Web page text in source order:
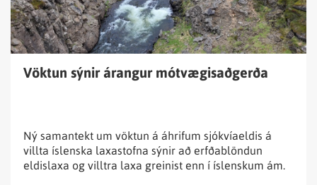
Vöktun sýnir árangur mótvægisaðgerða
Ný samantekt um vöktun á áhrifum sjókvíaeldis á
villta íslenska laxastofna sýnir að erfðablöndun
eldislaxa og villtra laxa greinist enn í íslenskum ám.